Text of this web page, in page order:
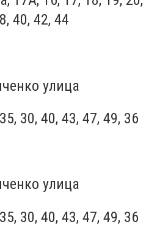
40, 42, 44
улица
30, 40, 43, 47, 49, 36
улица
30, 40, 43, 47, 49, 36